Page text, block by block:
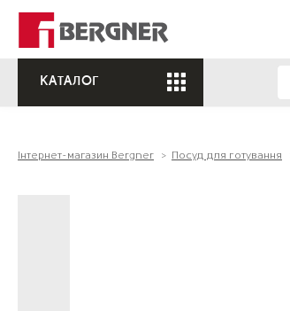
КАТАЛОГ
Інтернет-магазин Bergner Посуд для готування